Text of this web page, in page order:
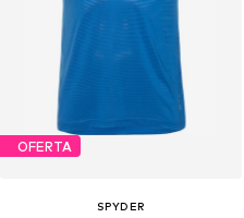
OFERTA
SPYDER